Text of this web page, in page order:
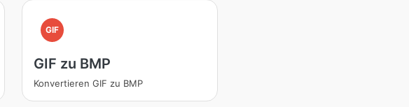
GIF
GIF zu BMP
Konvertieren GIF zu BMP